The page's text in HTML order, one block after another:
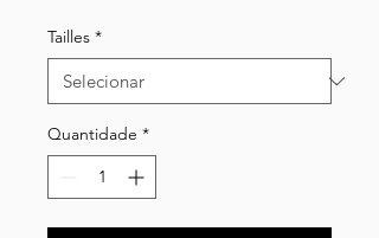
Tailles *
Quantidade *